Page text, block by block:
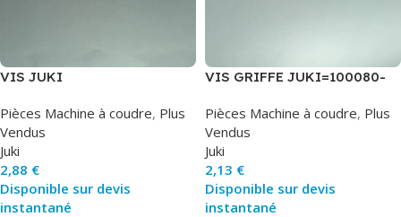
VIS JUKI
Pièces Machine à coudre, Plus
Vendus
Juki
2,88 €
Disponible sur devis
instantané
VIS GRIFFE JUKI=100080-
Pièces Machine à coudre, Plus
Vendus
Juki
2,13 €
Disponible sur devis
instantané